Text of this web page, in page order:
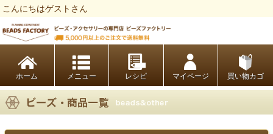
こんにちはゲストさん
ホーム レシピ マイページ 買い物カゴ